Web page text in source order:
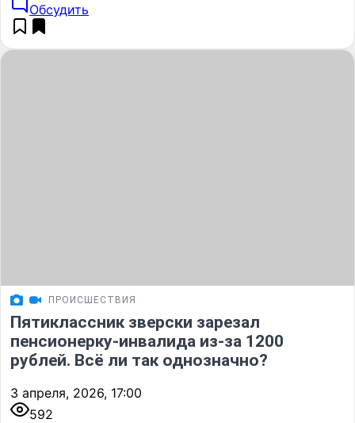
Обсудить
ПРОИСШЕСТВИЯ
Пятиклассник зверски зарезал
пенсионерку-инвалида из-за 1200
рублей. Всё ли так однозначно?
3 апреля, 2026, 17:00
592